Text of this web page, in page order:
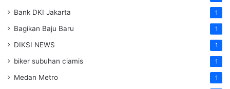
Bank DKI Jakarta 1
Bagikan Baju Baru 1
DIKSI NEWS 1
biker subuhan ciamis 1
Medan Metro 1